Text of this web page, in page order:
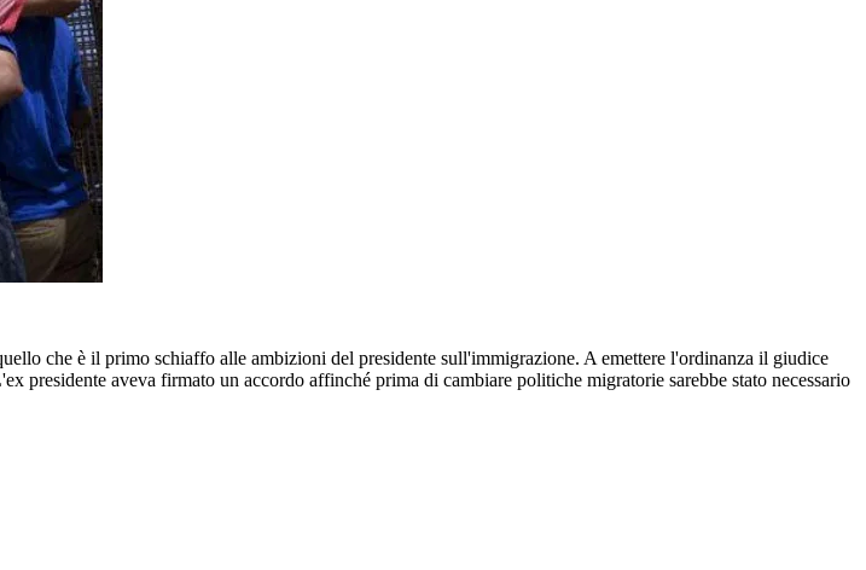
che è il primo schiaffo alle ambizioni del presidente sull'immigrazione. A emettere l'ordinanza il giudice
presidente aveva firmato un accordo affinché prima di cambiare politiche migratorie sarebbe stato necessario